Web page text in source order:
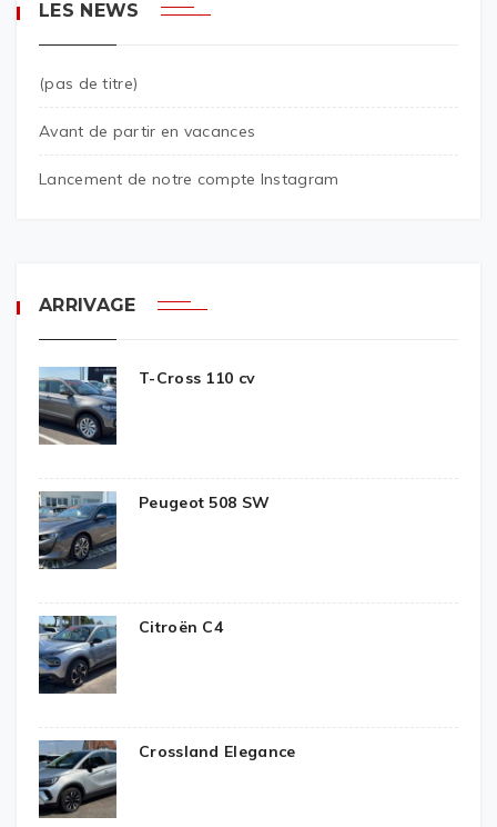
LES NEWS
(pas de titre)
Avant de partir en vacances
Lancement de notre compte Instagram
ARRIVAGE
T-Cross 110 cv
Peugeot 508 SW
Citroën C4
Crossland Elegance